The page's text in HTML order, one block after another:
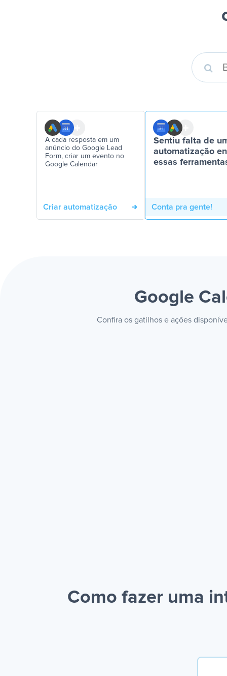
A cada resposta em um
anúncio do Google Lead
Form, criar um evento no
Google Calendar
Criar automatização
Sentiu falta de
automatização
essas
Conta pra gente!
Google
Confira os gatilhos e ações
Como fazer uma